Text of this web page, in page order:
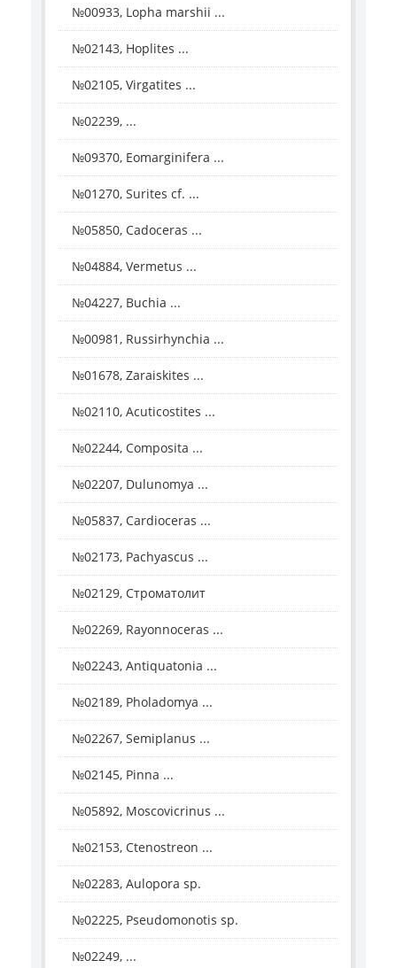
№00933, Lopha marshii ...
№02143, Hoplites ...
№02105, Virgatites ...
№02239, ...
№09370, Eomarginifera ...
№01270, Surites cf. ...
№05850, Cadoceras ...
№04884, Vermetus ...
№04227, Buchia ...
№00981, Russirhynchia ...
№01678, Zaraiskites ...
№02110, Acuticostites ...
№02244, Composita ...
№02207, Dulunomya ...
№05837, Cardioceras ...
№02173, Pachyascus ...
№02129, Строматолит
№02269, Rayonnoceras ...
№02243, Antiquatonia ...
№02189, Pholadomya ...
№02267, Semiplanus ...
№02145, Pinna ...
№05892, Moscovicrinus ...
№02153, Ctenostreon ...
№02283, Aulopora sp.
№02225, Pseudomonotis sp.
№02249, ...